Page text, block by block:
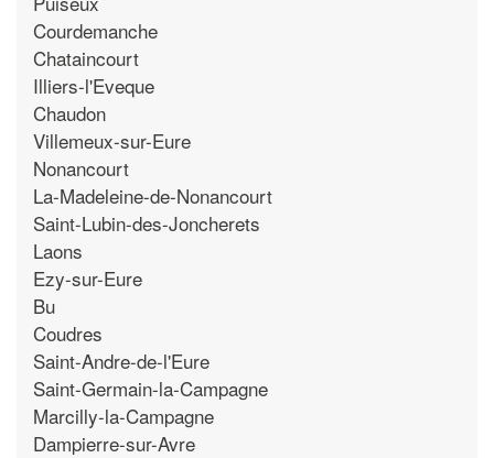
Courdemanche
Chataincourt
Illiers-l'Eveque
Chaudon
Villemeux-sur-Eure
Nonancourt
La-Madeleine-de-Nonancourt
Saint-Lubin-des-Joncherets
Laons
Ezy-sur-Eure
Bu
Coudres
Saint-Andre-de-l'Eure
Saint-Germain-la-Campagne
Marcilly-la-Campagne
Dampierre-sur-Avre